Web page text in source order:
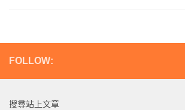
FOLLOW:
搜尋站上文章